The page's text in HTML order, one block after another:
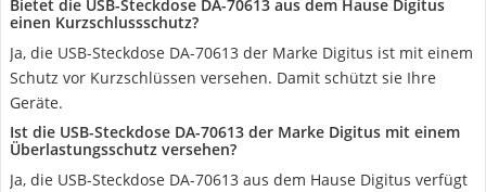
Bietet die USB-Steckdose DA-70613 aus dem Hause Digitus
einen Kurzschlussschutz?
Ja, die USB-Steckdose DA-70613 der Marke Digitus ist mit einem
Schutz vor Kurzschlüssen versehen. Damit schützt sie Ihre
Geräte.
Ist die USB-Steckdose DA-70613 der Marke Digitus mit einem
Überlastungsschutz versehen?
Ja, die USB-Steckdose DA-70613 aus dem Hause Digitus verfügt